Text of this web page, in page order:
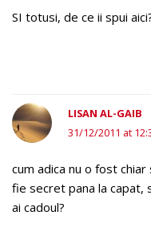
SI totusi, de ce ii spui
LISAN AL-GAIB
31/12/2011 at
cum adica nu o fost
fie secret pana la capat,
ai cadoul?